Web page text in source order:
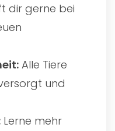
dir gerne bei
Alle Tiere
und
Lerne mehr